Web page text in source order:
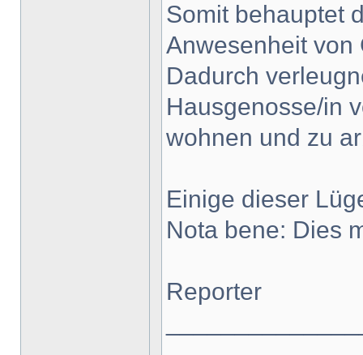
Somit behauptet
Anwesenheit von
Dadurch
Hausgenosse/in
wohnen und zu
Einige dieser
Nota bene: Dies
Reporter